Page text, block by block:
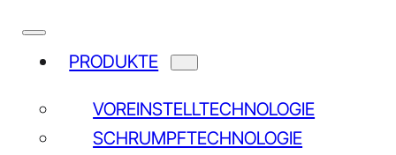
PRODUKTE
VOREINSTELLTECHNOLOGIE
SCHRUMPFTECHNOLOGIE